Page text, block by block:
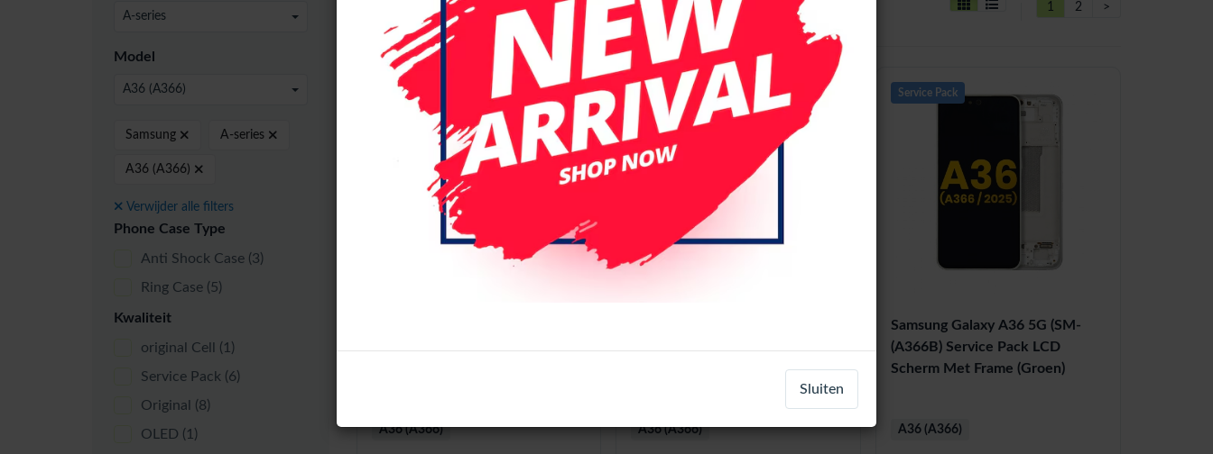
A-series
Model
A36 (A366)
Samsung A-series
A36 (A366)
Verwijder alle filters
Phone Case Type
Anti Shock Case (3)
Ring Case (5)
Kwaliteit
original Cell
(1)
Service Pack (6)
Original
(8)
OLED (1)
24 per pagina Datum (aflopend) 1 2 >
OLED
A36 (A366)
Service Pack
Scherm Met Frame (Lavender)
A36 (A366)
Service Pack
Samsung Galaxy A36 5G (SM-
(A366B) Service Pack LCD
Scherm Met Frame (Groen)
A36 (A366)
Sluiten